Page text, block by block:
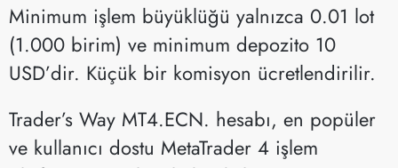
Minimum işlem büyüklüğü yalnızca 0.01 lot
(1.000 birim) ve minimum depozito 10
USD’dir. Küçük bir komisyon ücretlendirilir.
Trader’s Way MT4.ECN. hesabı, en popüler
ve kullanıcı dostu MetaTrader 4 işlem